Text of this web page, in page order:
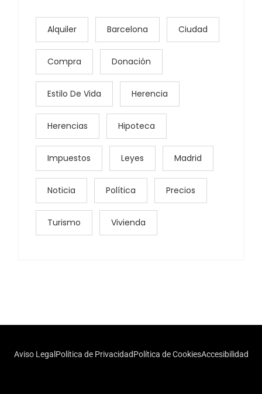
Alquiler Barcelona Ciudad
Compra Donación
Estilo De Vida Herencia
Herencias Hipoteca
Impuestos Leyes Madrid
Noticia Política Precios
Turismo Vivienda
Aviso LegalPolítica de PrivacidadPolítica de CookiesAccesibilidad